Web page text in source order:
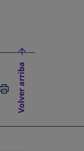
UNA PESTAÑA
EN UNA
IMPRIMIR
Volver arriba